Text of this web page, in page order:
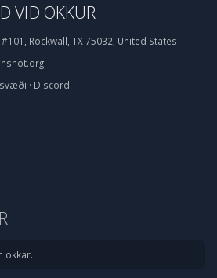
VIÐ OKKUR
Rockwall, TX 75032, United States
· Discord
okkar.